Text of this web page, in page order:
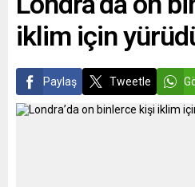
iklim için
Paylaş Tweetle